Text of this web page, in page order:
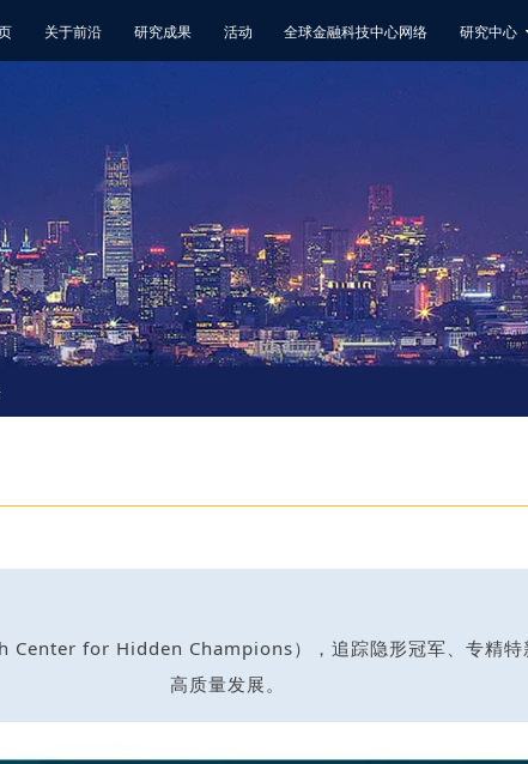
关于前沿 研究成果 活动 全球金融科技中心网络 研究中心
Center for Hidden Champions），追踪隐形冠军、专精特
高质量发展。